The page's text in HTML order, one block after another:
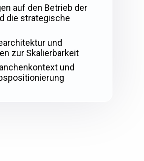
auf den Betrieb der
die strategische
und
zur Skalierbarkeit
und